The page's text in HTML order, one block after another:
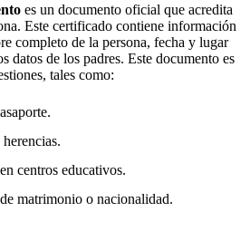
es un documento oficial que acredita
Este certificado contiene información
completo de la persona, fecha y lugar
datos de los padres. Este documento es
tales como:
centros educativos.
matrimonio o nacionalidad.